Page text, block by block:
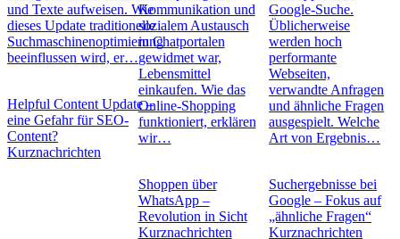
und Texte aufweisen. Wie
dieses Update traditionelle
Suchmaschinenoptimierung
beeinflussen wird, er…
Helpful Content Update –
eine Gefahr für SEO-
Content?
Kurznachrichten
Kommunikation und
sozialem Austausch
in Chatportalen
gewidmet war,
Lebensmittel
einkaufen. Wie das
Online-Shopping
funktioniert, erklären
wir…
Shoppen über
WhatsApp –
Revolution in Sicht
Kurznachrichten
Google-Suche.
Üblicherweise
werden hoch
performante
Webseiten,
verwandte Anfragen
und ähnliche Fragen
ausgespielt. Welche
Art von Ergebnis…
Suchergebnisse bei
Google – Fokus auf
„ähnliche Fragen“
Kurznachrichten